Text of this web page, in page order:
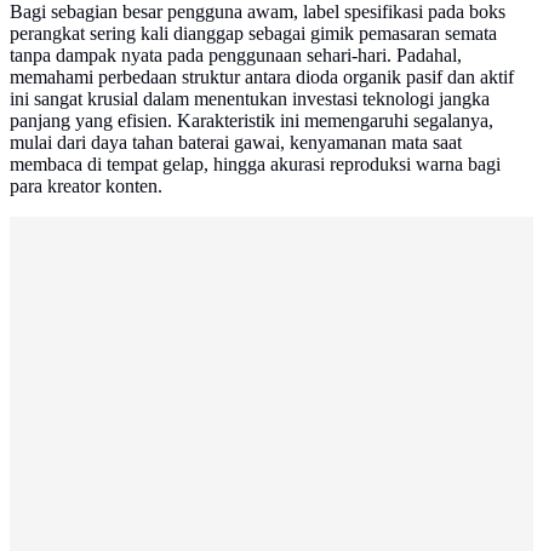
Bagi sebagian besar pengguna awam, label spesifikasi pada boks
perangkat sering kali dianggap sebagai gimik pemasaran semata
tanpa dampak nyata pada penggunaan sehari-hari. Padahal,
memahami perbedaan struktur antara dioda organik pasif dan aktif
ini sangat krusial dalam menentukan investasi teknologi jangka
panjang yang efisien. Karakteristik ini memengaruhi segalanya,
mulai dari daya tahan baterai gawai, kenyamanan mata saat
membaca di tempat gelap, hingga akurasi reproduksi warna bagi
para kreator konten.